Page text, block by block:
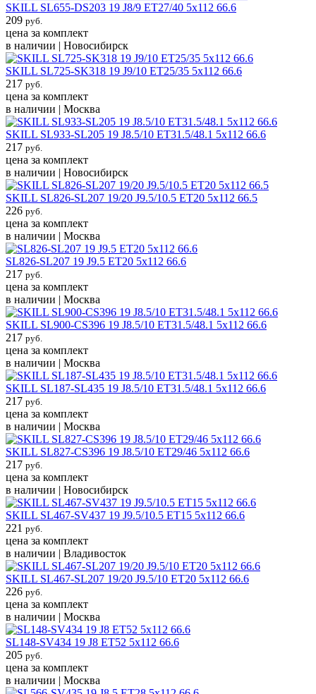
SKILL SL655-DS203 19 J8/9 ET27/40 5x112 66.6
209 руб.
цена за комплект
в наличии | Новосибирск
SKILL SL725-SK318 19 J9/10 ET25/35 5x112 66.6
217 руб.
цена за комплект
в наличии | Москва
SKILL SL933-SL205 19 J8.5/10 ET31.5/48.1 5x112 66.6
217 руб.
цена за комплект
в наличии | Новосибирск
SKILL SL826-SL207 19/20 J9.5/10.5 ET20 5x112 66.5
226 руб.
цена за комплект
в наличии | Москва
SL826-SL207 19 J9.5 ET20 5x112 66.6
217 руб.
цена за комплект
в наличии | Москва
SKILL SL900-CS396 19 J8.5/10 ET31.5/48.1 5x112 66.6
217 руб.
цена за комплект
в наличии | Москва
SKILL SL187-SL435 19 J8.5/10 ET31.5/48.1 5x112 66.6
217 руб.
цена за комплект
в наличии | Москва
SKILL SL827-CS396 19 J8.5/10 ET29/46 5x112 66.6
217 руб.
цена за комплект
в наличии | Новосибирск
SKILL SL467-SV437 19 J9.5/10.5 ET15 5x112 66.6
221 руб.
цена за комплект
в наличии | Владивосток
SKILL SL467-SL207 19/20 J9.5/10 ET20 5x112 66.6
226 руб.
цена за комплект
в наличии | Москва
SL148-SV434 19 J8 ET52 5x112 66.6
205 руб.
цена за комплект
в наличии | Москва